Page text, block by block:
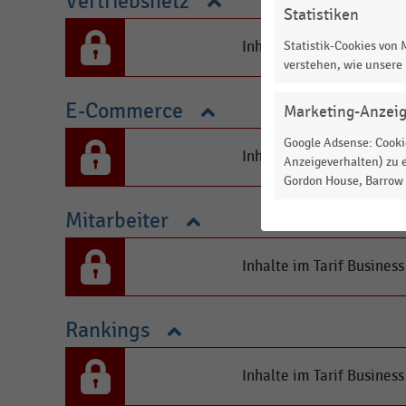
Inhalte im Tarif
E-Commerce
Inhalte im Tarif
Mitarbeiter
Inhalte im Tarif
Rankings
Inhalte im Tarif
Statistiken
Statistik-Cookies von
verstehen, wie
Marketing-
Google Adsense:
Anzeigeverhalten) zu
Gordon House,